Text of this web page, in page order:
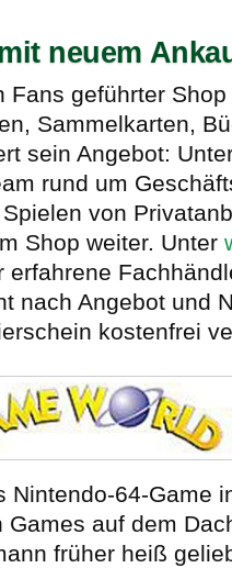
neuem
Fans geführter
Sammelkarten,
sein Angebot:
rund um
von
Shop weiter. Unter
erfahrene
nach Angebot und
kostenfrei
Nintendo-64-Game
auf dem
früher heiß